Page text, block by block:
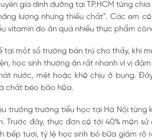
gia dinh dưỡng tại TP.HCM từng
lượng nhưng thiếu chất”. Các em
vitamin do ăn quá nhiều thực phẩm
tại một số trường bán trú cho thấy, khi
học sinh thường ăn rất nhanh vì vị
nước, mệt hoặc khó chịu ở bụng.
chất béo bão hòa.
trưởng trường tiểu học tại Hà Nội
Trước đây, thực đơn có tới 40% món
bếp tươi, tỷ lệ học sinh bỏ bữa giảm